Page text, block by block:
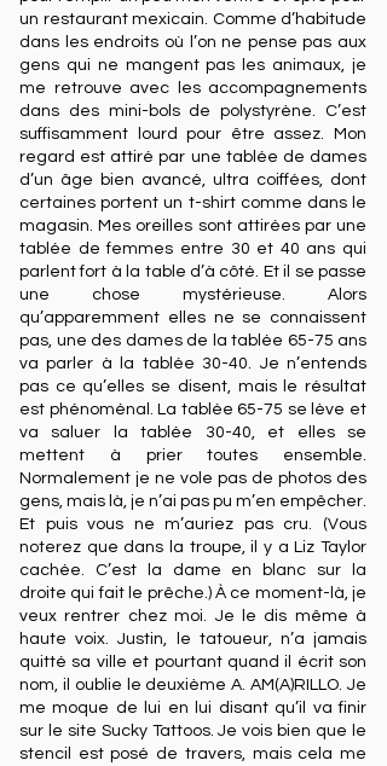
un restaurant mexicain. Comme d’habitude
dans les endroits où l’on ne pense pas aux
gens qui ne mangent pas les animaux, je
me retrouve avec les accompagnements
dans des mini-bols de polystyrène. C’est
suffisamment lourd pour être assez. Mon
regard est attiré par une tablée de dames
d’un âge bien avancé, ultra coiffées, dont
certaines portent un t-shirt comme dans le
magasin. Mes oreilles sont attirées par une
tablée de femmes entre 30 et 40 ans qui
parlent fort à la table d’à côté. Et il se passe
une chose mystérieuse. Alors
qu’apparemment elles ne se connaissent
pas, une des dames de la tablée 65-75 ans
va parler à la tablée 30-40. Je n’entends
pas ce qu’elles se disent, mais le résultat
est phénoménal. La tablée 65-75 se lève et
va saluer la tablée 30-40, et elles se
mettent à prier toutes ensemble.
Normalement je ne vole pas de photos des
gens, mais là, je n’ai pas pu m’en empêcher.
Et puis vous ne m’auriez pas cru. (Vous
noterez que dans la troupe, il y a Liz Taylor
cachée. C’est la dame en blanc sur la
droite qui fait le prêche.) À ce moment-là, je
veux rentrer chez moi. Je le dis même à
haute voix. Justin, le tatoueur, n’a jamais
quitté sa ville et pourtant quand il écrit son
nom, il oublie le deuxième A. AM(A)RILLO. Je
me moque de lui en lui disant qu’il va finir
sur le site Sucky Tattoos. Je vois bien que le
stencil est posé de travers, mais cela me